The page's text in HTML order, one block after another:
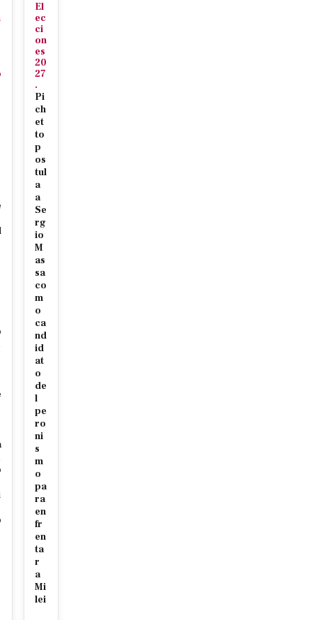
El
ec
ci
on
es
20
27
.
Pi
ch
et
to
p
os
tul
a
a
Se
rg
io
M
as
sa
co
m
o
ca
nd
id
at
o
de
l
pe
ro
ni
s
m
o
pa
ra
en
fr
en
ta
r
a
Mi
lei